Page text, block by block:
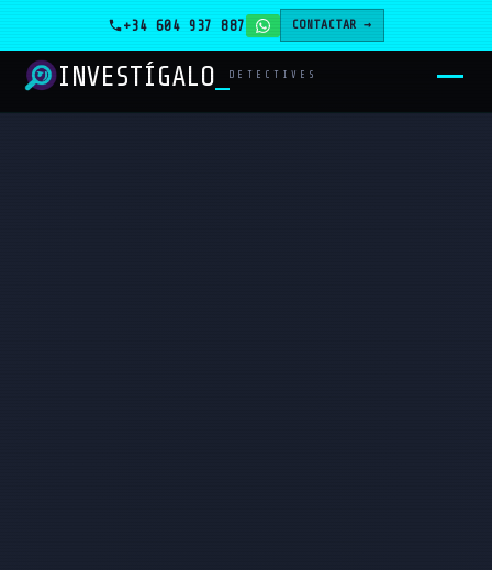
+34 604 937 887 CONTACTAR →
INVESTÍGALO DETECTIVES